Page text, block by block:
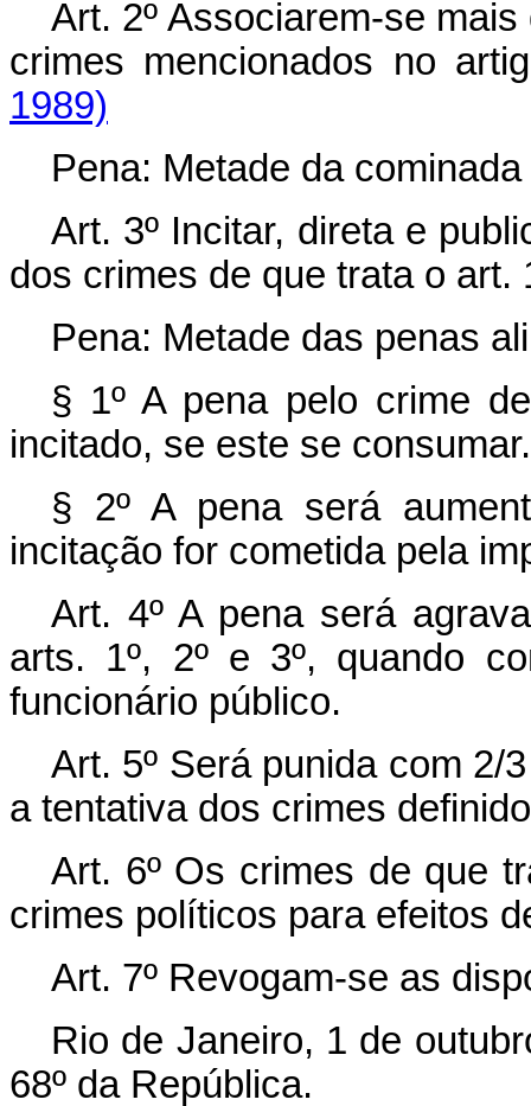
Art. 2º Associarem-se
crimes mencionados no
1989)
Pena: Metade da
Art. 3º Incitar, direta e
dos crimes de que trata o
Pena: Metade das penas
§ 1º A pena pelo crime
incitado, se este se consumar.
§ 2º A pena será
incitação for cometida pela
Art. 4º A pena será
arts. 1º, 2º e 3º, quando
funcionário público.
Art. 5º Será punida com 2/
a tentativa dos crimes
Art. 6º Os crimes de que
crimes políticos para efeitos
Art. 7º Revogam-se as
Rio de Janeiro, 1 de
68º da República.